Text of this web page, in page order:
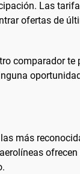
Las
ofertas de
comparador
más